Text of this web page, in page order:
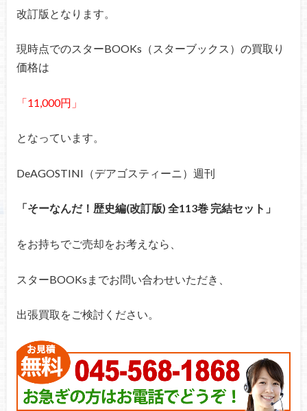
改訂版となります。
現時点でのスターBOOKs（スターブックス）の買取り
価格は
「11,000円」
となっています。
DeAGOSTINI（デアゴスティーニ）週刊
「そーなんだ！歴史編(改訂版) 全113巻 完結セット」
をお持ちでご売却をお考えなら、
スターBOOKsまでお問い合わせいただき、
出張買取をご検討ください。